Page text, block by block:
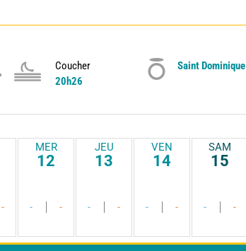
Coucher
20h26
Saint Dominique
-
MER
12
- -
JEU
13
- -
VEN
14
- -
SAM
15
- -